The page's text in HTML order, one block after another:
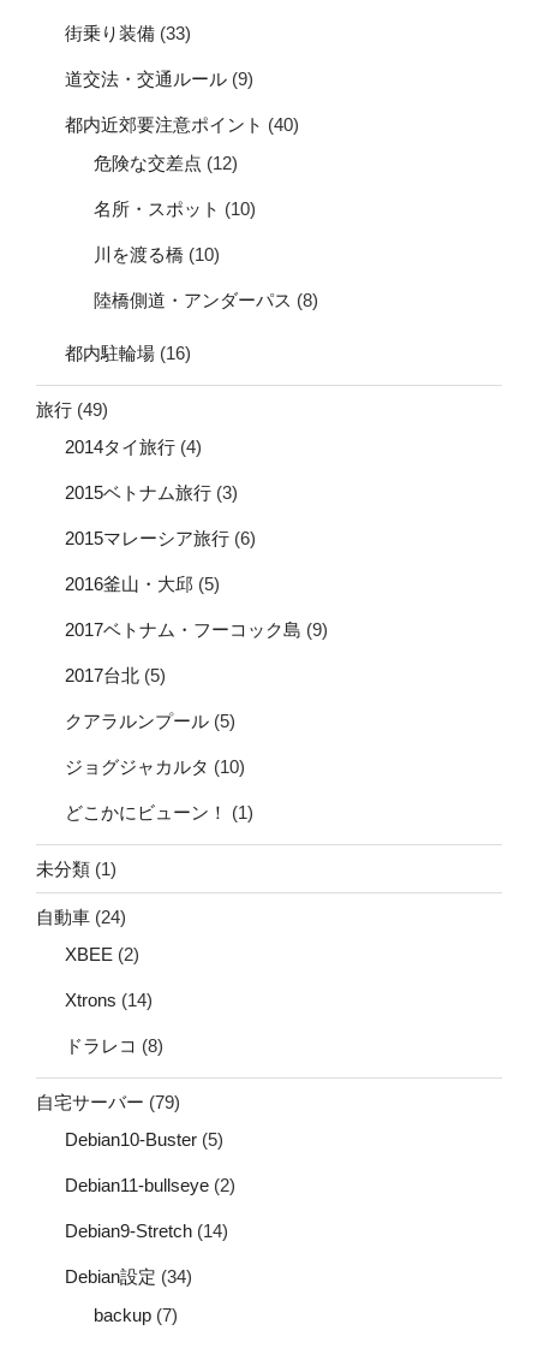
街乗り装備 (33)
道交法・交通ルール (9)
都内近郊要注意ポイント (40)
危険な交差点 (12)
名所・スポット (10)
川を渡る橋 (10)
陸橋側道・アンダーパス (8)
都内駐輪場 (16)
旅行 (49)
2014タイ旅行 (4)
2015ベトナム旅行 (3)
2015マレーシア旅行 (6)
2016釜山・大邱 (5)
2017ベトナム・フーコック島 (9)
2017台北 (5)
クアラルンプール (5)
ジョグジャカルタ (10)
どこかにビューン！ (1)
未分類 (1)
自動車 (24)
XBEE (2)
Xtrons (14)
ドラレコ (8)
自宅サーバー (79)
Debian10-Buster (5)
Debian11-bullseye (2)
Debian9-Stretch (14)
Debian設定 (34)
backup (7)